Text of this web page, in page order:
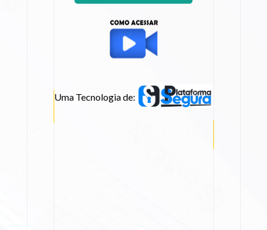
Uma Tecnologia de: